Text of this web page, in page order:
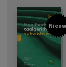
Nieuw